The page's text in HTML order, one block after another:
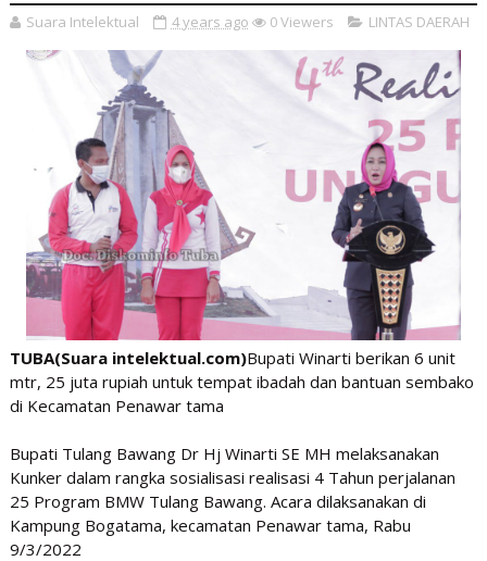
Suara Intelektual 4 years ago 0Viewers LINTAS DAERAH
TUBA(Suara intelektual.com)Bupati Winarti berikan 6 unit
mtr, 25 juta rupiah untuk tempat ibadah dan bantuan sembako
di Kecamatan Penawar tama
Bupati Tulang Bawang Dr Hj Winarti SE MH melaksanakan
Kunker dalam rangka sosialisasi realisasi 4 Tahun perjalanan
25 Program BMW Tulang Bawang. Acara dilaksanakan di
Kampung Bogatama, kecamatan Penawar tama, Rabu
9/3/2022